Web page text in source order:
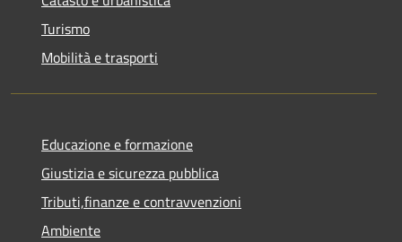
Turismo
Mobilità e trasporti
Educazione e formazione
Giustizia e sicurezza pubblica
Tributi,finanze e contravvenzioni
Ambiente